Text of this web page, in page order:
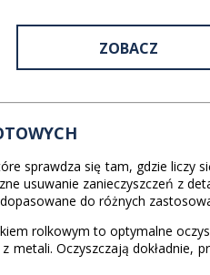
ZOBACZ
sprawdza się tam, gdzie liczy
usuwanie zanieczyszczeń z
do różnych
rolkowym to optymalne
metali. Oczyszczają